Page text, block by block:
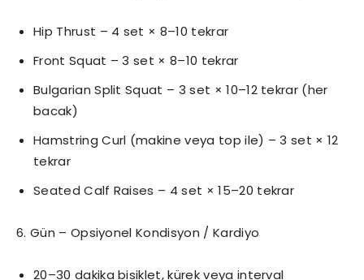
Hip Thrust – 4 set × 8–10 tekrar
Front Squat – 3 set × 8–10 tekrar
Bulgarian Split Squat – 3 set × 10–12 tekrar (her
bacak)
Hamstring Curl (makine veya top ile) – 3 set × 12
tekrar
Seated Calf Raises – 4 set × 15–20 tekrar
6. Gün – Opsiyonel Kondisyon / Kardiyo
20–30 dakika bisiklet, kürek veya interval